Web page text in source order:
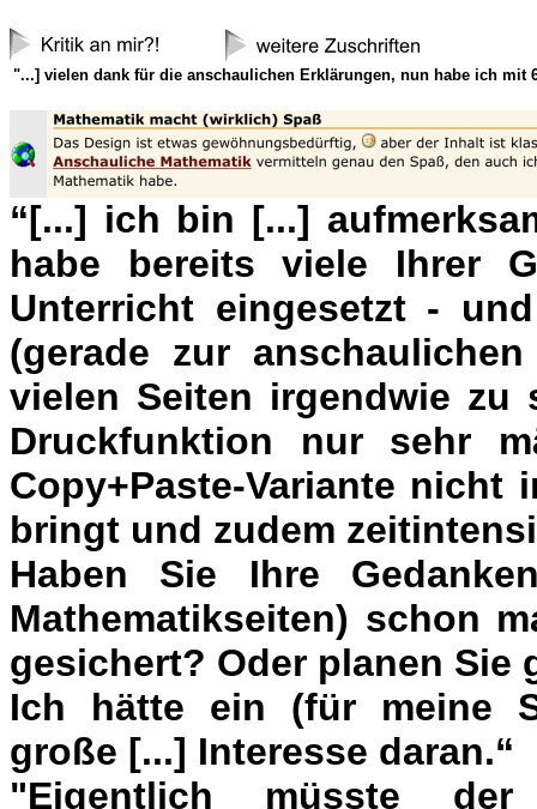
"...] vielen dank für die anschaulichen Erklärungen, nun habe ich mit
“[...] ich bin [...]
habe bereits viele Ihrer
Unterricht eingesetzt -
(gerade zur
vielen Seiten irgendwie
Druckfunktion nur sehr
Copy+Paste-Variante nicht
bringt und zudem
Haben Sie Ihre
Mathematikseiten) schon
gesichert? Oder planen Sie
Ich hätte ein (für meine
große [...] Interesse daran.“
"Eigentlich müsste